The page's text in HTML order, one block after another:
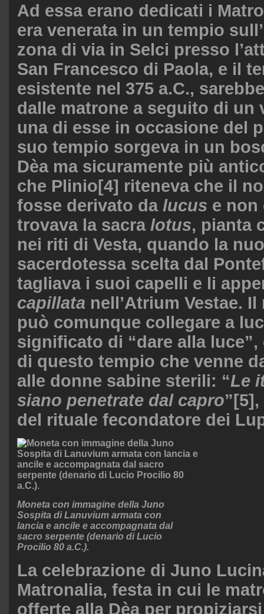
Ad essa erano dedicati i
era venerata in un tempio
zona di via in Selci presso
San Francesco di Paola, e il
esistente nel 375 a.C.,
dalle matrone a seguito di un
una di esse in occasione del
suo tempio sorgeva in un
Dèa ma sicuramente più
che Plinio[4] riteneva che il
fosse derivato da lucus e
trovava la sacra lotus, pianta
nei riti di Vesta, quando la
sacerdotessa scelta dal
tagliava i suoi capelli e li
capillata nell’Atrium Vestae.
può comunque collegare a
significato di “dare alla
di questo tempio che venne
alle donne sabine sterili: “Le
siano penetrate dal capro”[5],
del rituale fecondatore dei
Moneta con immagine della Juno
Sospita di Lanuvium armata con
lancia e ancile e accompagnata dal
sacro serpente (denario di Lucio
Procilio 80 a.C.).
La celebrazione di Juno
Matronalia, festa in cui le
offerte alla Dèa per